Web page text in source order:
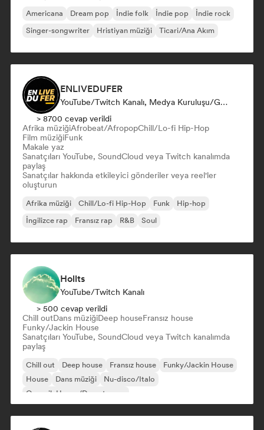
Americana Dream pop İndie folk İndie pop
İndie rock
Singer-songwriter
Hristiyan müziği Ticari/Ana Akım
ENLIVEDUFER
YouTube/Twitch Kanalı, Medya Kuruluşu/Gazeteci, Sosyal Medya Etkileyici
> 8700 cevap verildi
Afrika müziğiAfrobeat/AfropopChill/Lo-fi Hip-Hop
Film müziğiFunk
Makale yaz
Sanatçıları YouTube, SoundCloud veya Twitch kanalımda
paylaş
Sanatçılar hakkında etkileyici gönderiler veya reel'ler
oluşturun
Afrika müziği Chill/Lo-fi Hip-Hop Funk
Hip-hop
İngilizce rap
Fransız rap R&B Soul
Hollts
YouTube/Twitch Kanalı
> 500 cevap verildi
Chill outDans müziğiDeep houseFransız house
Funky/Jackin House
Sanatçıları YouTube, SoundCloud veya Twitch kanalımda
paylaş
Chill out Deep house Fransız house
Funky/Jackin House
House
Dans müziği
Nu-disco/Italo
Organik House/Downtempo